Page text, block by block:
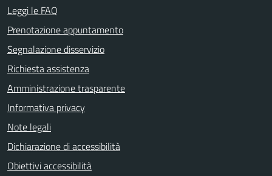
Leggi le FAQ
Prenotazione appuntamento
Segnalazione disservizio
Richiesta assistenza
Amministrazione trasparente
Informativa privacy
Note legali
Dichiarazione di accessibilità
Obiettivi accessibilità